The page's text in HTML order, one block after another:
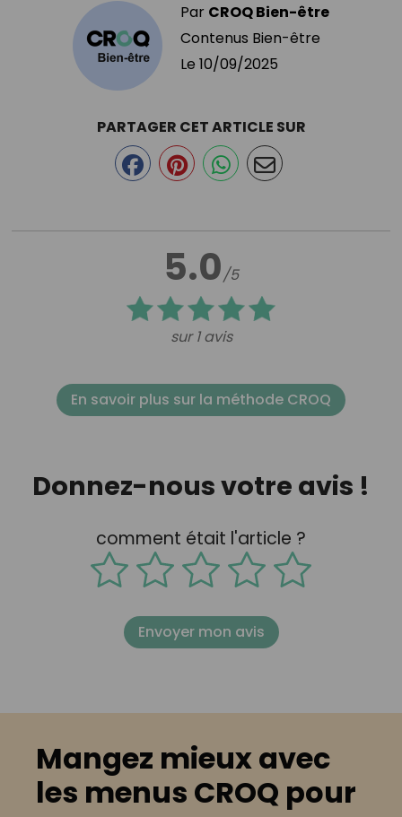
Par CROQ Bien-être
Contenus Bien-être
Le 10/09/2025
5.0/5
sur 1 avis
PARTAGER CET ARTICLE SUR
En savoir plus sur la méthode CROQ
Donnez-nous votre avis !
comment était l'article ?
Envoyer mon avis
Mangez mieux avec
les menus CROQ pour